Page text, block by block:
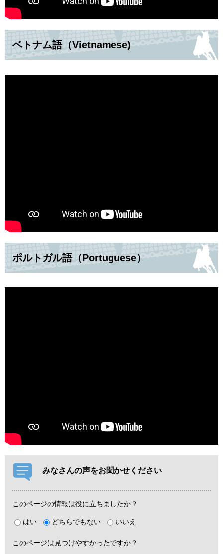
ベトナム語（Vietnamese)
ポルトガル語（Portuguese）
みなさんの声をお聞かせください
このページの情報は役に立ちましたか？
はい どちらでもない いいえ
このページは見つけやすかったですか？